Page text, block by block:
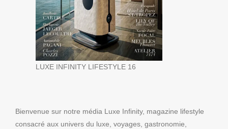
LUXE INFINITY LIFESTYLE 16
Bienvenue sur notre média Luxe Infinity, magazine lifestyle
consacré aux univers du luxe, voyages, gastronomie,